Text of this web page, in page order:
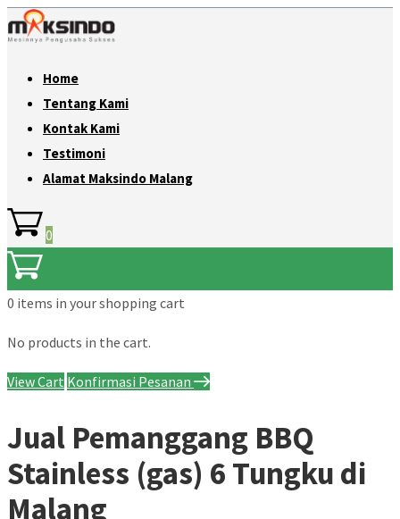
Home
Tentang Kami
Kontak Kami
Testimoni
Alamat Maksindo Malang
0
0 items in your shopping cart
No products in the cart.
View Cart Konfirmasi Pesanan
Jual Pemanggang BBQ
Stainless (gas) 6 Tungku di
Malang